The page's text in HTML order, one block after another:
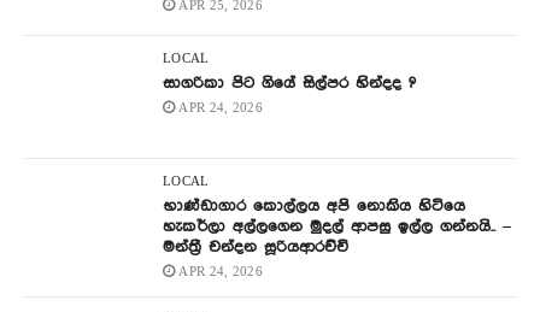
APR 25, 2026
LOCAL
සාගරිකා පිට ගියේ සිල්පර හින්දද ?
APR 24, 2026
LOCAL
භාණ්ඩාගාර කොල්ලය අපි නොකිය හිටියෙ
හැකර්ලා අල්ලගෙන මුදල් ආපසු ඉල්ල ගන්නයි.. –
මන්ත්‍රී චන්දන සූරියආරච්චි
APR 24, 2026